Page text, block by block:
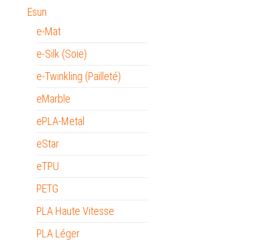
Esun
e-Mat
e-Silk (Soie)
e-Twinkling (Pailleté)
eMarble
ePLA-Metal
eStar
eTPU
PETG
PLA Haute Vitesse
PLA Léger